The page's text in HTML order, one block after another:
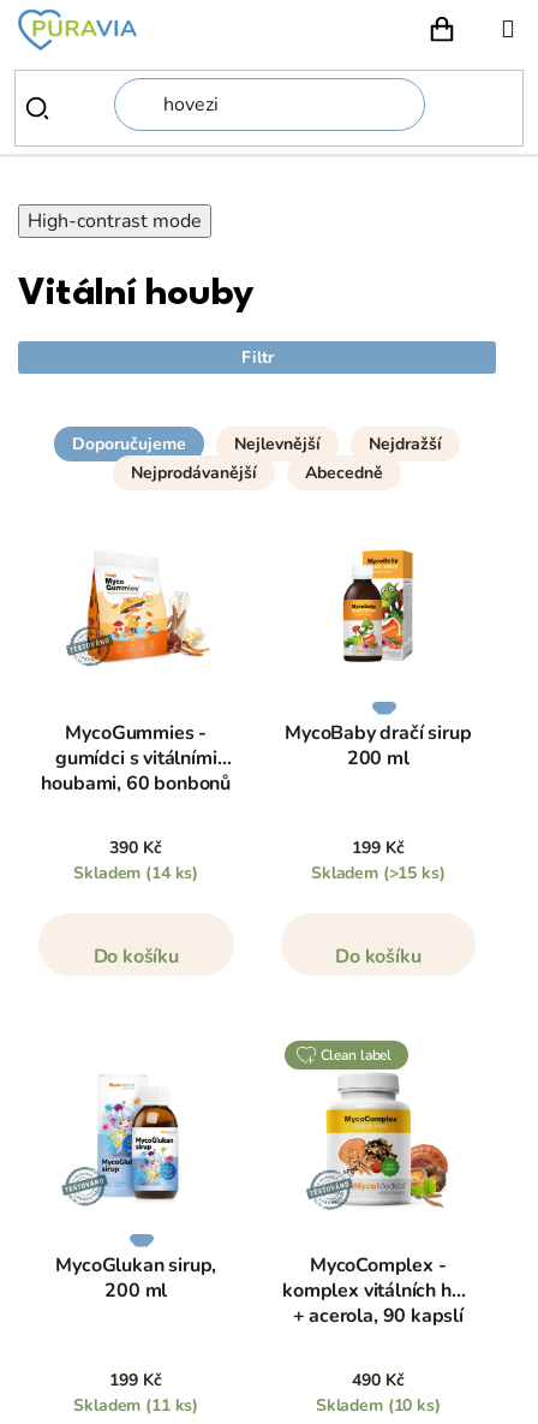
Přejít
obsah
High-contrast mode
Vitální houby
Filtr
Doporučujeme Nejlevnější
Nejdražší
Nejprodávanější
Abecedně
MycoGummies -
gumídci s vitálními
houbami, 60 bonbonů
390 Kč
Skladem (14 ks)
Do košíku
MycoBaby dračí sirup
200 ml
199 Kč
Skladem (>15 ks)
Do košíku
MycoGlukan sirup,
200 ml
199 Kč
Skladem (11 ks)
clean label
MycoComplex -
komplex vitálních hub
+ acerola, 90 kapslí
490 Kč
Skladem (10 ks)